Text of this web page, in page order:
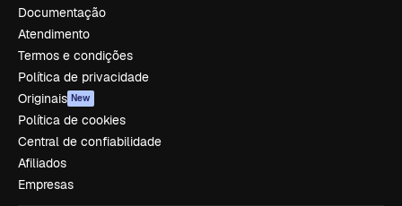
Documentação
Atendimento
Termos e condições
Política de privacidade
Originais New
Política de cookies
Central de confiabilidade
Afiliados
Empresas